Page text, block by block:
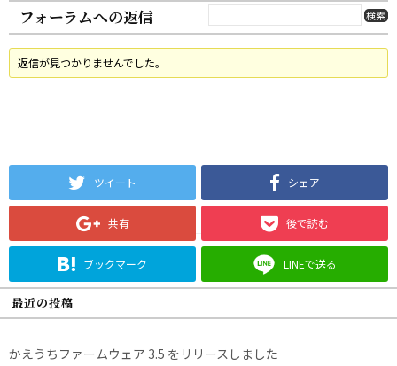
フォーラムへの返信
返信が見つかりませんでした。
ツイート シェア
共有 後で読む
ブックマーク LINEで送る
最近の投稿
かえうちファームウェア 3.5 をリリースしました